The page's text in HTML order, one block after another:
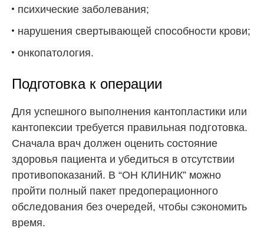
психические заболевания;
нарушения свертывающей способности крови;
онкопатология.
Подготовка к операции
Для успешного выполнения кантопластики или
кантопексии требуется правильная подготовка.
Сначала врач должен оценить состояние
здоровья пациента и убедиться в отсутствии
противопоказаний. В “ОН КЛИНИК” можно
пройти полный пакет предоперационного
обследования без очередей, чтобы сэкономить
время.